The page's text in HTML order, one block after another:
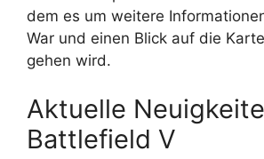
dem es um weitere
War und einen Blick auf die
gehen wird.
Aktuelle
Battlefield V